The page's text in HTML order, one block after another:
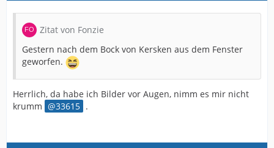
Zitat von Fonzie
Gestern nach dem Bock von Kersken aus dem Fenster
geworfen.
Herrlich, da habe ich Bilder vor Augen, nimm es mir nicht
krumm
33615 .